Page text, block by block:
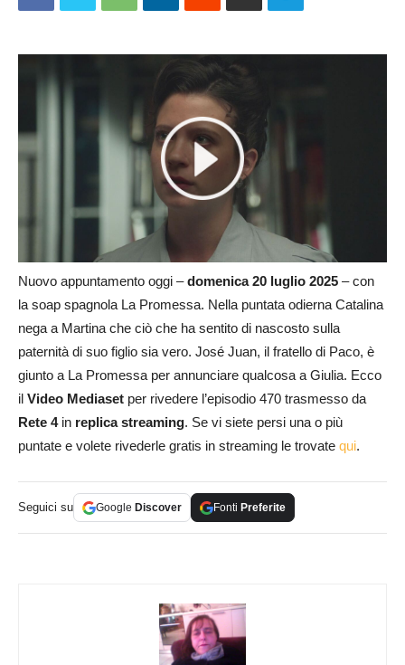
Nuovo appuntamento oggi –domenica 20 luglio 2025 – con
la soap spagnola La Promessa. Nella puntata odierna Catalina
nega a Martina che ciò che ha sentito di nascosto sulla
paternità di suo figlio sia vero. José Juan, il fratello di Paco, è
giunto a La Promessa per annunciare qualcosa a Giulia. Ecco
il Video Mediaset per rivedere l’episodio 470 trasmesso da
Rete 4in replica streaming. Se vi siete persi una o più
puntate e volete rivederle gratis in streaming le trovate qui.
Seguici su Google Discover Fonti Preferite